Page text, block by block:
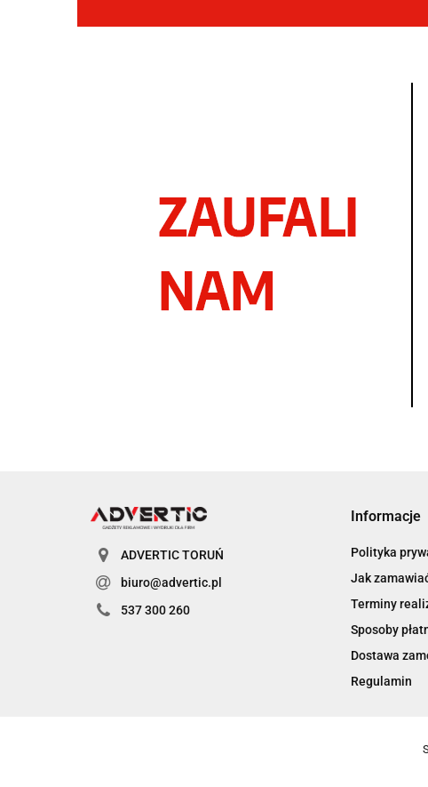
ADVERTIC TORUŃ
biuro@advertic.pl
537 300 260
Informacje
Polityka
Jak
Terminy
Sposoby
Dostawa
Regulamin